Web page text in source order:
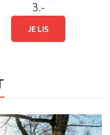
3.-
JE LIS